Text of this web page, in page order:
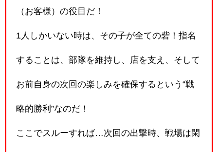
（お客様）の役目だ！
1人しかいない時は、その子が全ての砦！指名
することは、部隊を維持し、店を支え、そして
お前自身の次回の楽しみを確保するという“戦
略的勝利”なのだ！
ここでスルーすれば…次回の出撃時、戦場は閑